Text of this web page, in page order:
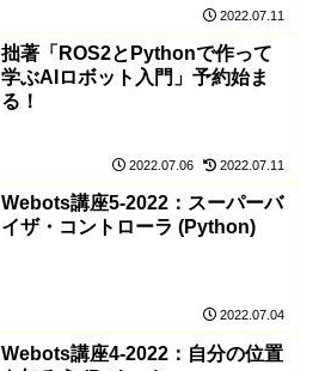
2022.07.11
拙著「ROS2とPythonで作って
学ぶAIロボット入門」予約始ま
る！
2022.07.06 2022.07.11
Webots講座5-2022：スーパーバ
イザ・コントローラ (Python)
2022.07.04
Webots講座4-2022：自分の位置